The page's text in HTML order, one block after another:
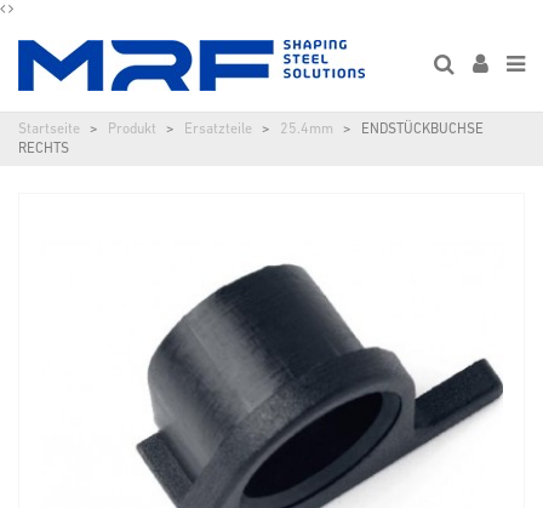
Startseite Produkt Ersatzteile 25.4mm
ENDSTÜCKBUCHSE
RECHTS